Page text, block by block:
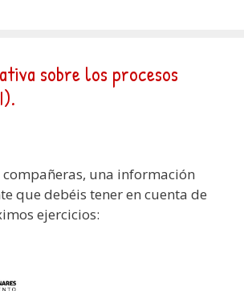
sobre los procesos
compañeras, una información
que debéis tener en cuenta de
ejercicios: